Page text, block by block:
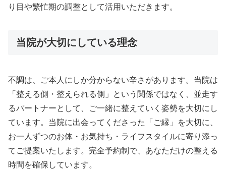
り目や繁忙期の調整として活用いただきます。
当院が大切にしている理念
不調は、ご本人にしか分からない辛さがあります。当院は
「整える側・整えられる側」という関係ではなく、並走す
るパートナーとして、ご一緒に整えていく姿勢を大切にし
ています。当院に出会ってくださった「ご縁」を大切に、
お一人ずつのお体・お気持ち・ライフスタイルに寄り添っ
てご提案いたします。完全予約制で、あなただけの整える
時間を確保しています。